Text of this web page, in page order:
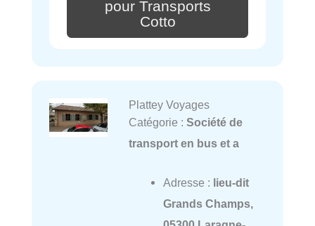
pour Transports
Cotto
Plattey Voyages
Catégorie : Société de
transport en bus et a
Adresse : lieu-dit
Grands Champs,